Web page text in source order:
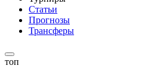
Статьи
Прогнозы
Трансферы
топ